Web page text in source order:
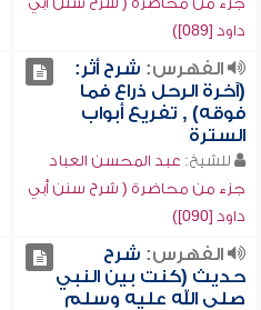
داود [089])
الفهرس: شرح أثر:
(آخرة الرحل ذراع فما
فوقه) , تفريع أبواب
السترة
للشيخ: عبد المحسن العباد
جزء من محاضرة ( شرح سنن أبي
داود [090])
الفهرس: شرح
حديث (كنت بين النبي
صلى الله عليه وسلم